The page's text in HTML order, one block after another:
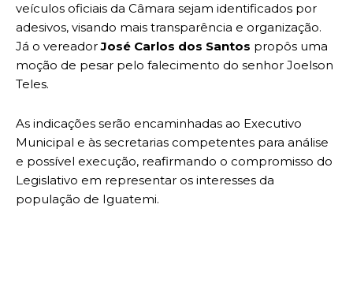
veículos oficiais da Câmara sejam identificados por
adesivos, visando mais transparência e organização.
Já o vereadorJosé Carlos dos Santos propôs uma
moção de pesar pelo falecimento do senhor Joelson
Teles.
As indicações serão encaminhadas ao Executivo
Municipal e às secretarias competentes para análise
e possível execução, reafirmando o compromisso do
Legislativo em representar os interesses da
população de Iguatemi.